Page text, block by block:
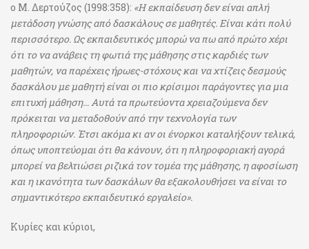
ο Μ. Δερτούζος (1998:358): «Η εκπαίδευση δεν είναι απλή
μετάδοση γνώσης από δασκάλους σε μαθητές. Είναι κάτι πολύ
περισσότερο. Ως εκπαιδευτικός μπορώ να πω από πρώτο χέρι
ότι το να ανάβεις τη φωτιά της μάθησης στις καρδιές των
μαθητών, να παρέχεις ήρωες-στόχους και να χτίζεις δεσμούς
δασκάλου με μαθητή είναι οι πιο κρίσιμοι παράγοντες για μια
επιτυχή μάθηση… Αυτά τα πρωτεύοντα χρειαζούμενα δεν
πρόκειται να μεταδοθούν από την τεχνολογία των
πληροφοριών. Έτσι ακόμα κι αν οι ένορκοι καταλήξουν τελικά,
όπως υποπτεύομαι ότι θα κάνουν, ότι η πληροφοριακή αγορά
μπορεί να βελτιώσει ριζικά τον τομέα της μάθησης, η αφοσίωση
και η ικανότητα των δασκάλων θα εξακολουθήσει να είναι το
σημαντικότερο εκπαιδευτικό εργαλείο».
Κυρίες και κύριοι,